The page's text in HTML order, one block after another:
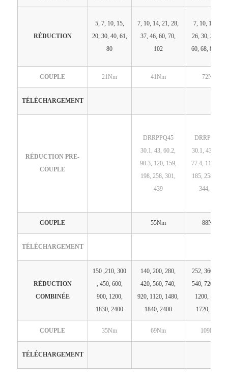
RÉDUCTION
5, 7, 10, 15,
20, 30, 40, 61,
80
7, 10, 14, 21, 28,
37, 46, 60, 70,
102
7, 10, 14, 18,
26, 30, 36, 43,
60, 68, 80, 100
COUPLE 21Nm 41Nm 72Nm
TÉLÉCHARGEMENT
RÉDUCTION PRE-
COUPLE
DRRPPQ45
30.1, 43, 60.2,
90.3, 120, 159,
198, 258, 301,
439
DRRPPQ50
30.1, 43, 60.2,
77.4, 112, 155,
185, 258, 292,
344, 430
COUPLE 55Nm 88Nm
TÉLÉCHARGEMENT
RÉDUCTION
COMBINÉE
150 ,210, 300
, 450, 600,
900, 1200,
1830, 2400
140, 200, 280,
420, 560, 740,
920, 1120, 1480,
1840, 2400
252, 360, 280,
540, 720, 860,
1200, 1440,
1720, 2400
COUPLE 35Nm 69Nm 109Nm
TÉLÉCHARGEMENT